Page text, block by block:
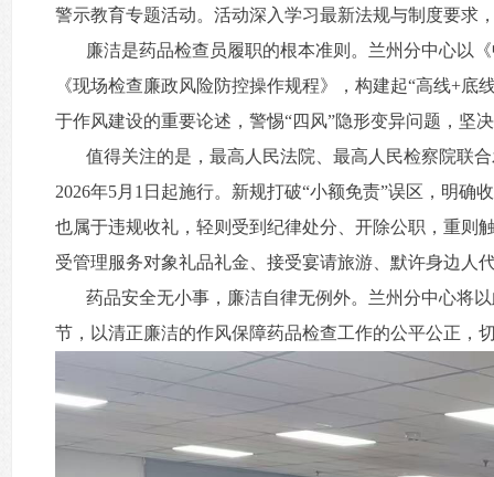
警示教育专题活动。活动深入学习最新法规与制度要求
廉洁是药品检查员履职的根本准则。兰州分中心以
《现场检查廉政风险防控操作规程》，构建起“高线+
于作风建设的重要论述，警惕“四风”隐形变异问题，坚
值得关注的是，最高人民法院、最高人民检察院联
2026年5月1日起施行。新规打破“小额免责”误区，明
也属于违规收礼，轻则受到纪律处分、开除公职，重则
受管理服务对象礼品礼金、接受宴请旅游、默许身边人
药品安全无小事，廉洁自律无例外。兰州分中心将
节，以清正廉洁的作风保障药品检查工作的公平公正，